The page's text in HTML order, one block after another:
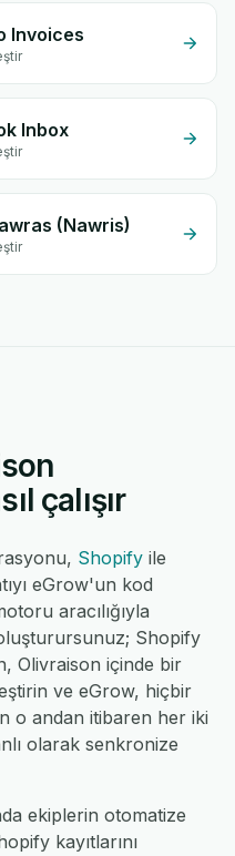
Invoices
Inbox
(Nawris)
çalışır
Shopify ile
eGrow'un kod
aracılığıyla
Shopify
Olivraison içinde bir
ve eGrow, hiçbir
o andan itibaren her iki
olarak senkronize
ekiplerin otomatize
kayıtlarını